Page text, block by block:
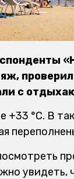
с
+33 °C. В
увидеть,